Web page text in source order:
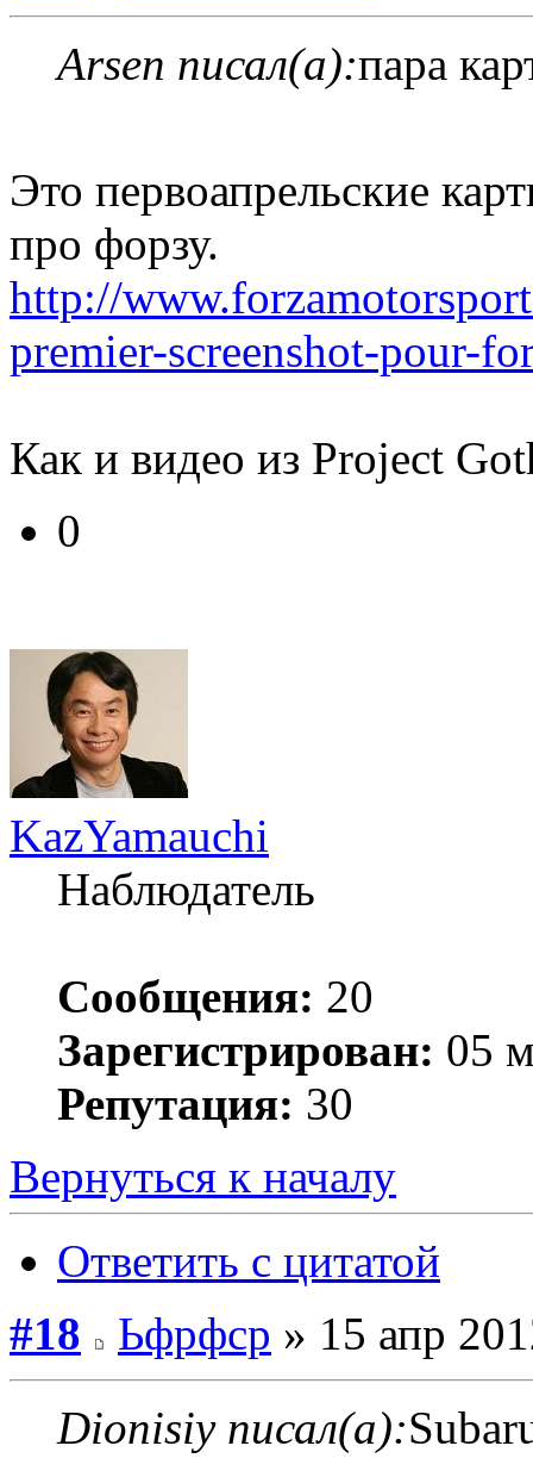
Arsen писал(а):пара
Это первоапрельские
про форзу.
http://
premier-screenshot-pour-
Как и видео из Project
0
KazYamauchi
Наблюдатель
Сообщения: 20
Зарегистрирован: 05
Репутация: 30
Вернуться к началу
Ответить с цитатой
#18
Ьфрфср » 15 апр
Dionisiy писал(а):